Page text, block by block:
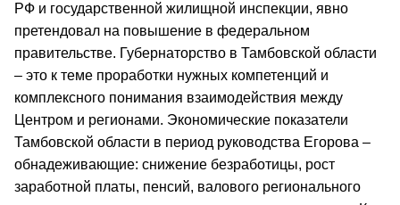
РФ и государственной жилищной инспекции, явно
претендовал на повышение в федеральном
правительстве. Губернаторство в Тамбовской области
– это к теме проработки нужных компетенций и
комплексного понимания взаимодействия между
Центром и регионами. Экономические показатели
Тамбовской области в период руководства Егорова –
обнадеживающие: снижение безработицы, рост
заработной платы, пенсий, валового регионального